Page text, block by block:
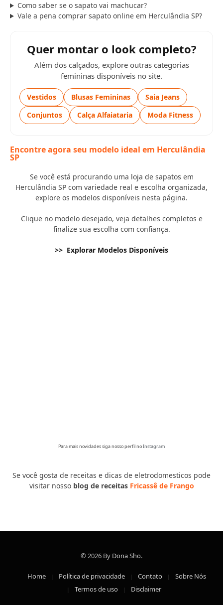
Como saber se o sapato vai machucar?
Vale a pena comprar sapato online em Herculândia SP?
Quer montar o look completo?
Além dos calçados, explore outras categorias
femininas disponíveis no site.
Vestidos Blusas Femininas
Saia Jeans
Conjuntos
Calça Alfaiataria Moda Fitness
Encontre agora seu modelo ideal em Herculândia
SP
Se você está procurando uma loja de sapatos em
Herculândia SP com variedade real e escolha organizada,
explore os modelos disponíveis nesta página.
Clique no modelo desejado, veja detalhes completos e
finalize sua escolha com confiança.
>> Explorar Modelos Disponíveis
Para mais novidades siga nosso perfil noInstagram
Se você gosta de receitas e dicas de eletrodomesticos pode
visitar nosso blog de receitas Fricassê de Frango
© 2026 By Dona Sho.
Home Política de privacidade Contato
Sobre Nós
Termos de uso
Disclaimer